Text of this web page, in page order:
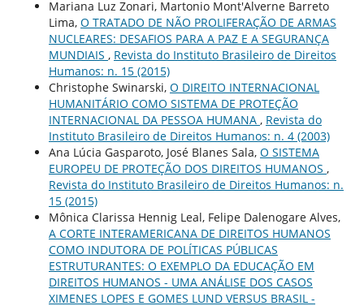
Mariana Luz Zonari, Martonio Mont'Alverne Barreto
Lima, O TRATADO DE NÃO PROLIFERAÇÃO DE ARMAS
NUCLEARES: DESAFIOS PARA A PAZ E A SEGURANÇA
MUNDIAIS , Revista do Instituto Brasileiro de Direitos
Humanos: n. 15 (2015)
Christophe Swinarski, O DIREITO INTERNACIONAL
HUMANITÁRIO COMO SISTEMA DE PROTEÇÃO
INTERNACIONAL DA PESSOA HUMANA , Revista do
Instituto Brasileiro de Direitos Humanos: n. 4 (2003)
Ana Lúcia Gasparoto, José Blanes Sala, O SISTEMA
EUROPEU DE PROTEÇÃO DOS DIREITOS HUMANOS ,
Revista do Instituto Brasileiro de Direitos Humanos: n.
15 (2015)
Mônica Clarissa Hennig Leal, Felipe Dalenogare Alves,
A CORTE INTERAMERICANA DE DIREITOS HUMANOS
COMO INDUTORA DE POLÍTICAS PÚBLICAS
ESTRUTURANTES: O EXEMPLO DA EDUCAÇÃO EM
DIREITOS HUMANOS - UMA ANÁLISE DOS CASOS
XIMENES LOPES E GOMES LUND VERSUS BRASIL -